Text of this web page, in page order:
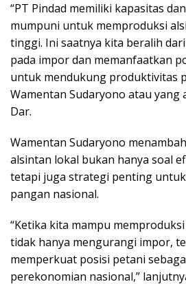
“PT Pindad memiliki kapasitas
mumpuni untuk memproduksi
tinggi. Ini saatnya kita beralih
pada impor dan memanfaatkan
untuk mendukung produktivitas
Wamentan Sudaryono atau yang
Dar.
Wamentan Sudaryono
alsintan lokal bukan hanya soal
tetapi juga strategi penting
pangan nasional.
“Ketika kita mampu
tidak hanya mengurangi impor,
memperkuat posisi petani
perekonomian nasional,”